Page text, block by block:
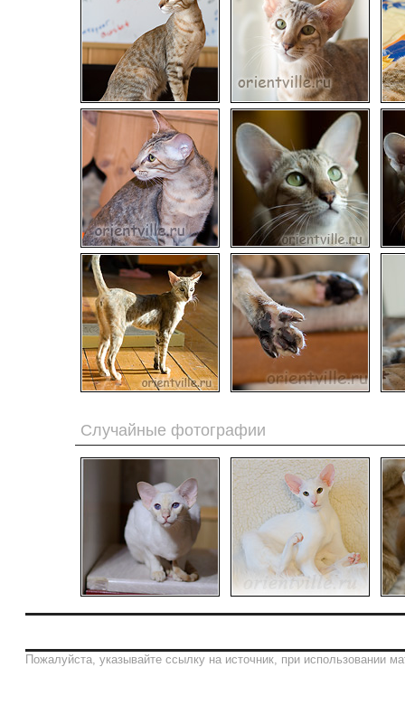
Случайные фотографии
Пожалуйста, указывайте ссылку на источник, при использовании